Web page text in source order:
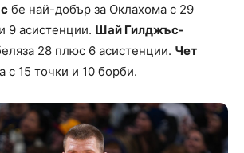
бе най-добър за Оклахома с 29
9 асистенции. Шай Гилджъс-
28 плюс 6 асистенции. Чет
с 15 точки и 10 борби.